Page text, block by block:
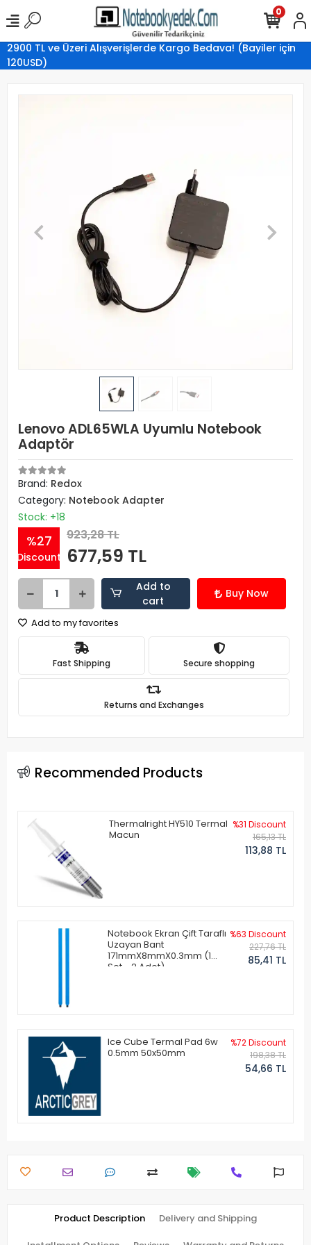
2900 TL ve Üzeri Alışverişlerde Kargo Bedava! (Bayiler için
120USD)
0
Lenovo ADL65WLA Uyumlu Notebook
Adaptör
Brand: Redox
Category: Notebook Adapter
Stock: +18
%27
Discount
923,28 TL
677,59 TL
Add to
cart
Buy Now
Add to my favorites
Fast Shipping Secure shopping
Returns and Exchanges
Recommended Products
Thermalright HY510 Termal
Macun
%31 Discount
165,13 TL
113,88 TL
Notebook Ekran Çift Taraflı
Uzayan Bant
171mmX8mmX0.3mm (1
Set - 2 Adet)
%63 Discount
227,76 TL
85,41 TL
Ice Cube Termal Pad 6w
0.5mm 50x50mm
%72 Discount
198,38 TL
54,66 TL
Product Description Delivery and Shipping